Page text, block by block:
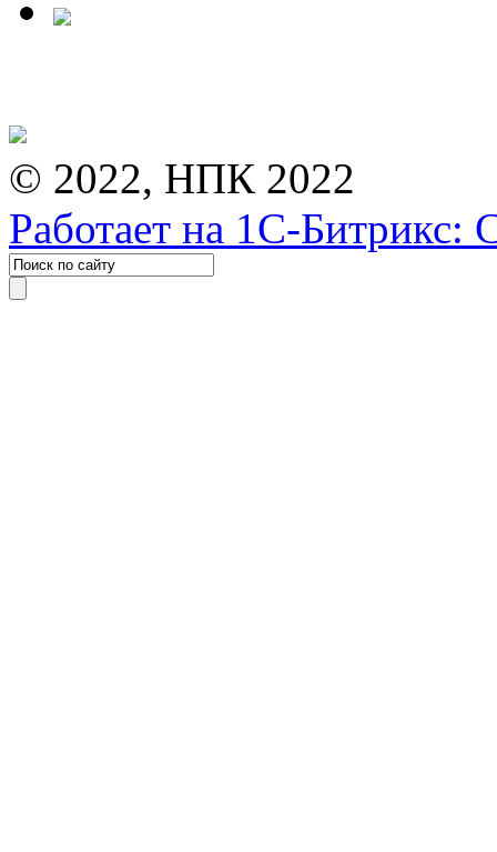
© 2022, НПК 2022
Работает на 1С-Битрикс: